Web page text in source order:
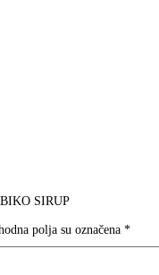
SIRUP
polja su označena *